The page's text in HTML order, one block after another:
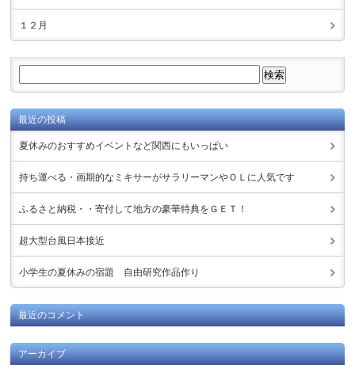
１２月
最近の投稿
夏休みのおすすめイベントなど関西にもいっぱい
持ち運べる・画期的なミキサーがサラリーマンやＯＬに人気です
ふるさと納税・・寄付して地方の豪華特典をＧＥＴ！
超大型台風日本接近
小学生の夏休みの宿題 自由研究作品作り
最近のコメント
アーカイブ